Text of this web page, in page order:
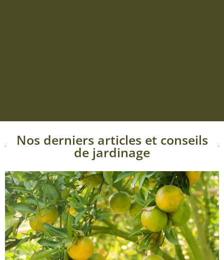
Nos derniers articles et conseils
de jardinage